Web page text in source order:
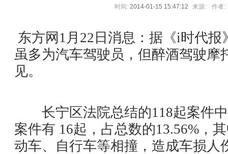
时间: 2014-01-15 15:47:12 来源: 作者:
东方网 1 月 22 日 消息：据《i时代报
虽多为汽车驾驶员，但醉酒驾驶摩
见。
长宁区法院总结的118起案件
案件有 16起，占总数的13.56% ，
动车、自行车等相撞，造成车损人